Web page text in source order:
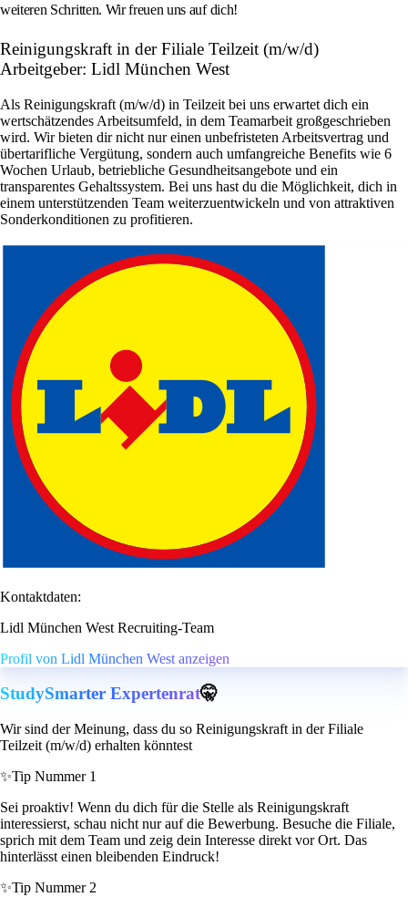
weiteren Schritten. Wir freuen uns auf dich!
Reinigungskraft in der Filiale Teilzeit (m/w/d)
Arbeitgeber: Lidl München West
Als Reinigungskraft (m/w/d) in Teilzeit bei uns erwartet dich ein
wertschätzendes Arbeitsumfeld, in dem Teamarbeit großgeschrieben
wird. Wir bieten dir nicht nur einen unbefristeten Arbeitsvertrag und
übertarifliche Vergütung, sondern auch umfangreiche Benefits wie 6
Wochen Urlaub, betriebliche Gesundheitsangebote und ein
transparentes Gehaltssystem. Bei uns hast du die Möglichkeit, dich in
einem unterstützenden Team weiterzuentwickeln und von attraktiven
Sonderkonditionen zu profitieren.
Kontaktdaten:
Lidl München West Recruiting-Team
Profil von Lidl München West anzeigen
StudySmarter Expertenrat🤫
Wir sind der Meinung, dass du so Reinigungskraft in der Filiale
Teilzeit (m/w/d) erhalten könntest
✨Tip Nummer 1
Sei proaktiv! Wenn du dich für die Stelle als Reinigungskraft
interessierst, schau nicht nur auf die Bewerbung. Besuche die Filiale,
sprich mit dem Team und zeig dein Interesse direkt vor Ort. Das
hinterlässt einen bleibenden Eindruck!
✨Tip Nummer 2